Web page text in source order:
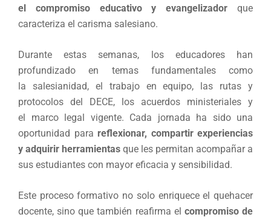
el compromiso educativo y evangelizador que
caracteriza el carisma salesiano.
Durante estas semanas, los educadores han
profundizado en temas fundamentales como
la salesianidad, el trabajo en equipo, las rutas y
protocolos del DECE, los acuerdos ministeriales y
el marco legal vigente. Cada jornada ha sido una
oportunidad para reflexionar, compartir experiencias
y adquirir herramientas que les permitan acompañar a
sus estudiantes con mayor eficacia y sensibilidad.
Este proceso formativo no solo enriquece el quehacer
docente, sino que también reafirma el compromiso de